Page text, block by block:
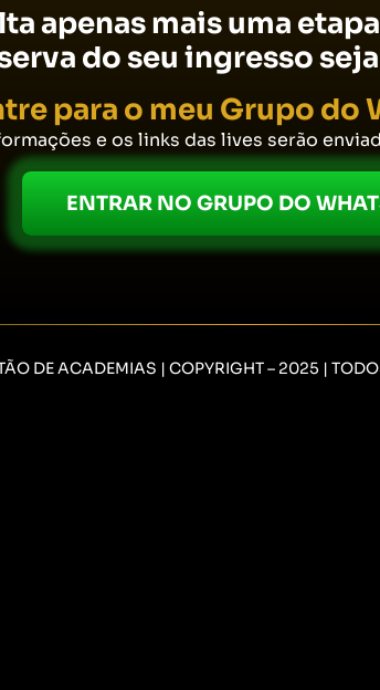
apenas mais uma
do seu ingresso
para o meu Grupo do
e os links das lives serão
ENTRAR NO GRUPO DO
DE ACADEMIAS | COPYRIGHT – 2025 |